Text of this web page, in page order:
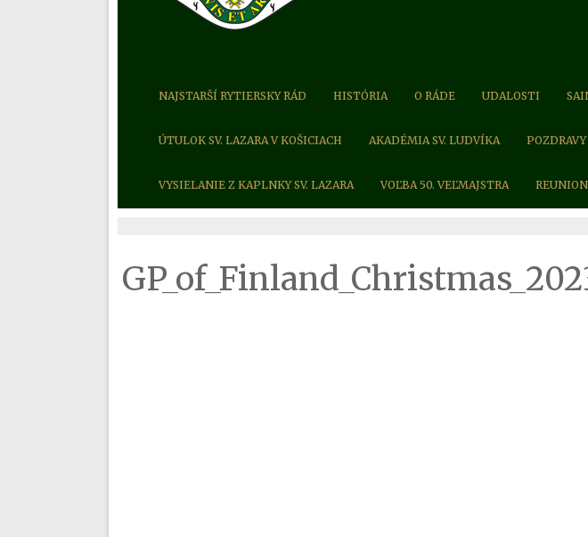
NAJSTARŠÍ RYTIERSKY RÁD HISTÓRIA O RÁDE UDALOSTI
ÚTULOK SV. LAZARA V KOŠICIACH AKADÉMIA SV. LUDVÍKA POZDRAVY
VYSIELANIE Z KAPLNKY SV. LAZARA VOĽBA 50. VEĽMAJSTRA REUNION